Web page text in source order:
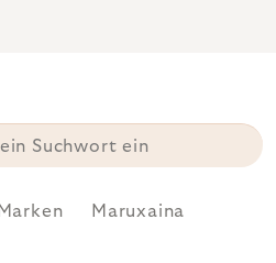
Maruxaina